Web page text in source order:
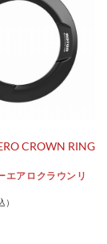
CROWN RING
エアロクラウンリ
）